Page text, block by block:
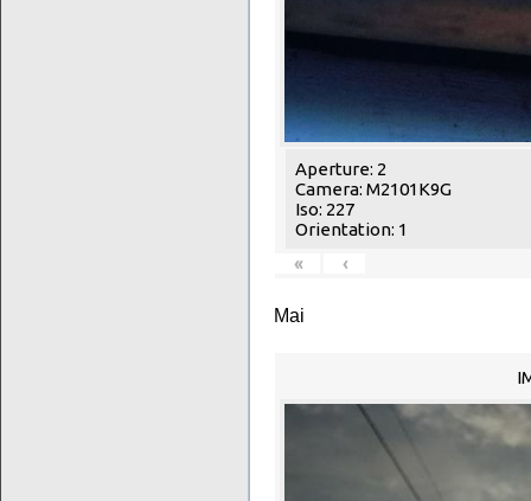
Aperture: 2
Camera: M2101K9G
Iso: 227
Orientation: 1
«
‹
Mai